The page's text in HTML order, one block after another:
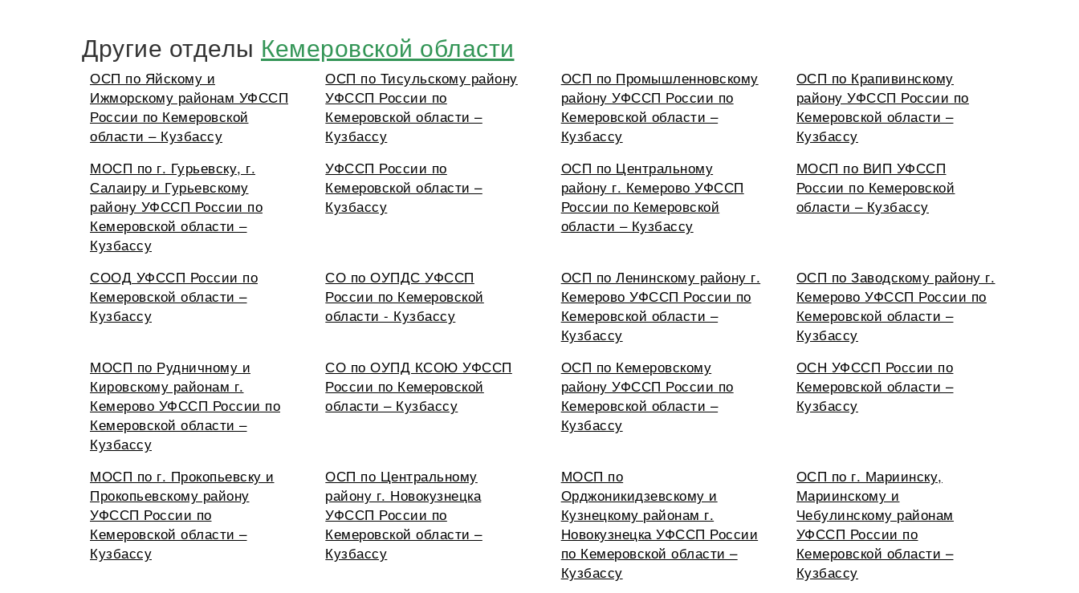
Другие отделы Кемеровской области
ОСП по Яйскому и
Ижморскому районам УФССП
России по Кемеровской
области – Кузбассу
ОСП по Тисульскому району
УФССП России по
Кемеровской области –
Кузбассу
ОСП по Промышленновскому
району УФССП России по
Кемеровской области –
Кузбассу
ОСП по Крапивинскому
району УФССП России по
Кемеровской области –
Кузбассу
МОСП по г. Гурьевску, г.
Салаиру и Гурьевскому
району УФССП России по
Кемеровской области –
Кузбассу
УФССП России по
Кемеровской области –
Кузбассу
ОСП по Центральному
району г. Кемерово УФССП
России по Кемеровской
области – Кузбассу
МОСП по ВИП УФССП
России по Кемеровской
области – Кузбассу
СООД УФССП России по
Кемеровской области –
Кузбассу
СО по ОУПДС УФССП
России по Кемеровской
области - Кузбассу
ОСП по Ленинскому району г.
Кемерово УФССП России по
Кемеровской области –
Кузбассу
ОСП по Заводскому району г.
Кемерово УФССП России по
Кемеровской области –
Кузбассу
МОСП по Рудничному и
Кировскому районам г.
Кемерово УФССП России по
Кемеровской области –
Кузбассу
СО по ОУПД КСОЮ УФССП
России по Кемеровской
области – Кузбассу
ОСП по Кемеровскому
району УФССП России по
Кемеровской области –
Кузбассу
ОСН УФССП России по
Кемеровской области –
Кузбассу
МОСП по г. Прокопьевску и
Прокопьевскому району
УФССП России по
Кемеровской области –
Кузбассу
ОСП по Центральному
району г. Новокузнецка
УФССП России по
Кемеровской области –
Кузбассу
МОСП по
Орджоникидзевскому и
Кузнецкому районам г.
Новокузнецка УФССП России
по Кемеровской области –
Кузбассу
ОСП по г. Мариинску,
Мариинскому и
Чебулинскому районам
УФССП России по
Кемеровской области –
Кузбассу